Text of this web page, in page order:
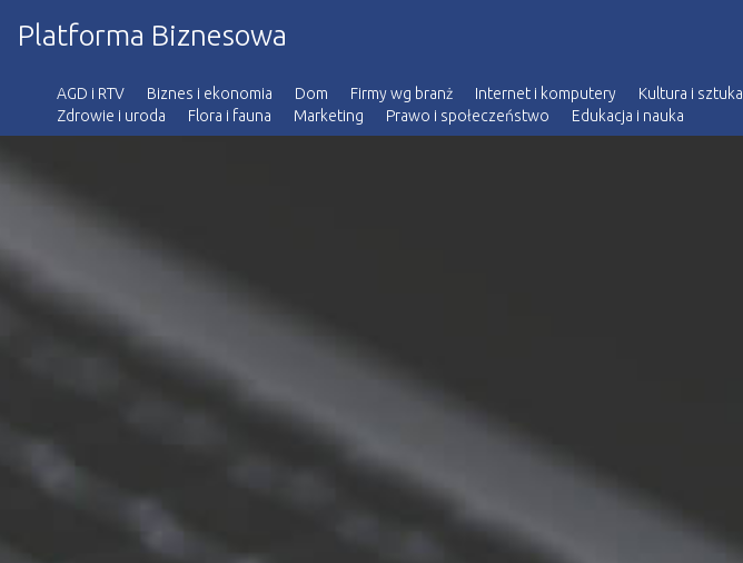
Platforma Biznesowa
AGD i RTV Biznes i ekonomia Dom Firmy wg branż Internet i komputery Kultura i sztuka
Zdrowie i uroda
Flora i fauna Marketing Prawo i społeczeństwo Edukacja i nauka